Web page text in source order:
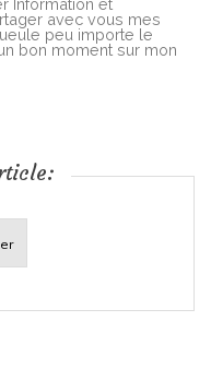
avec vous mes
peu importe le
bon moment sur mon